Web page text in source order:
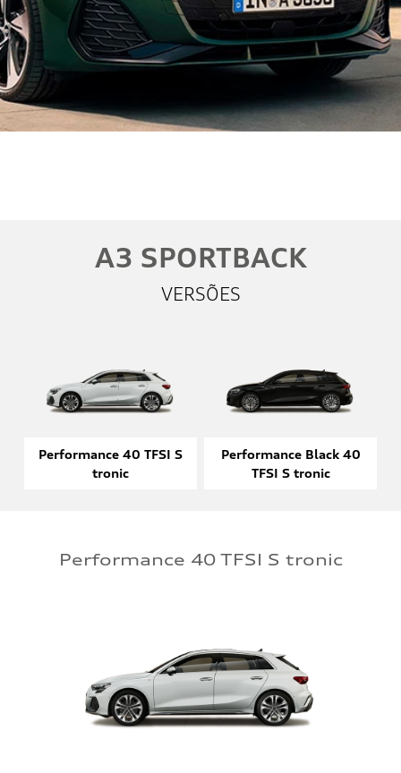
Preferência de contato:
Whatsapp Telefone Email
Li e aceito a
e concordo em receber
comunicações da concessionária.
A3 SPORTBACK
VERSÕES
Performance 40 TFSI S
tronic
Performance Black 40
TFSI S tronic
Performance 40 TFSI S tronic